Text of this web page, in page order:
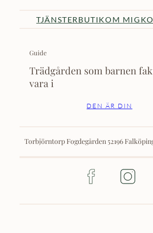
TJÄNSTER BUTIKOM MIG
Guide
Trädgården som barnen
vara i
DEN ÄR DIN
Torbjörntorp Fogdegården 52196